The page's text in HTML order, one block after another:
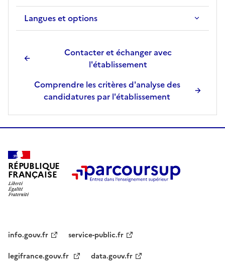
Langues et options
Contacter et échanger avec
l'établissement
Comprendre les critères d'analyse des
candidatures par l'établissement
RÉPUBLIQUE
FRANÇAISE
info.gouv.fr
service-public.fr
legifrance.gouv.fr
data.gouv.fr